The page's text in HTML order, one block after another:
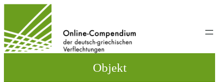
wechseln
Objekt